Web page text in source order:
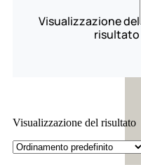
Visualizzazione del
risultato
Visualizzazione del risultato